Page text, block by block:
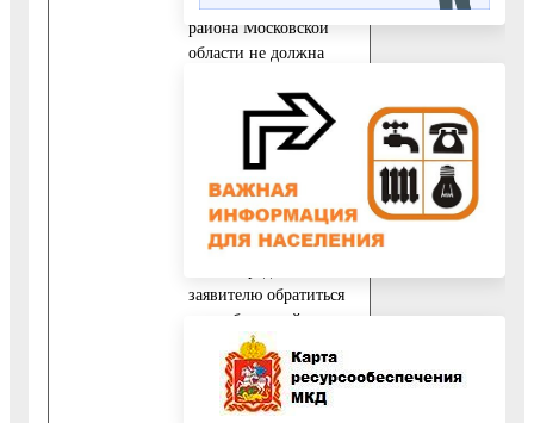
района Московской
области не должна
7. Если для подготовки
ответа требуется
продолжительное
время, должностное
лицо, осуществляющее
информирование,
заявителю обратиться
за необходимой
информацией в
письменном виде или
по электронной почте